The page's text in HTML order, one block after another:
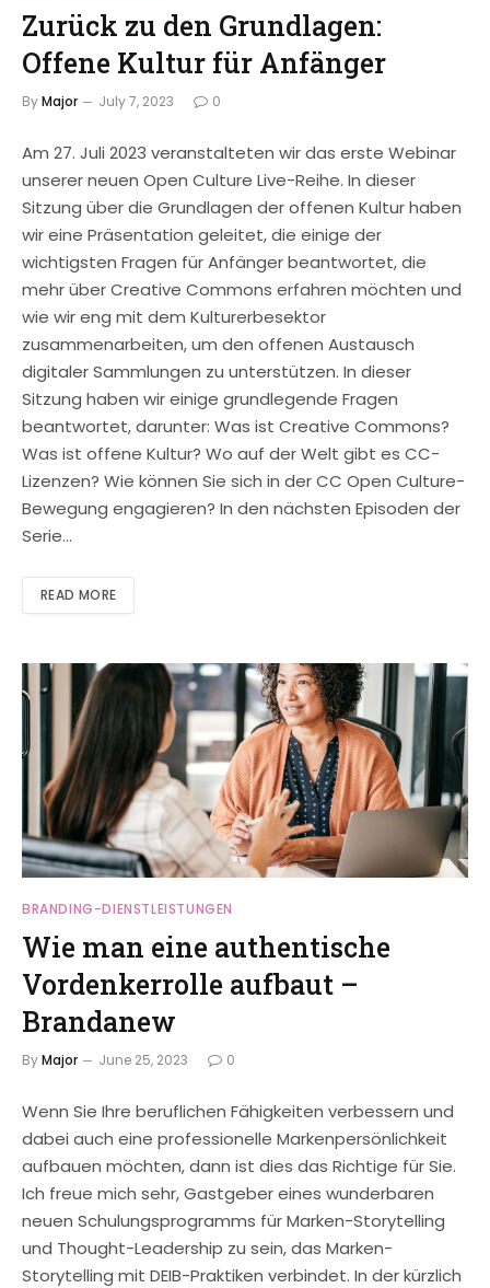
Zurück zu den Grundlagen:
Offene Kultur für Anfänger
ByMajor July 7, 2023 0
Am 27. Juli 2023 veranstalteten wir das erste Webinar
unserer neuen Open Culture Live-Reihe. In dieser
Sitzung über die Grundlagen der offenen Kultur haben
wir eine Präsentation geleitet, die einige der
wichtigsten Fragen für Anfänger beantwortet, die
mehr über Creative Commons erfahren möchten und
wie wir eng mit dem Kulturerbesektor
zusammenarbeiten, um den offenen Austausch
digitaler Sammlungen zu unterstützen. In dieser
Sitzung haben wir einige grundlegende Fragen
beantwortet, darunter: Was ist Creative Commons?
Was ist offene Kultur? Wo auf der Welt gibt es CC-
Lizenzen? Wie können Sie sich in der CC Open Culture-
Bewegung engagieren? In den nächsten Episoden der
Serie…
READ MORE
BRANDING-DIENSTLEISTUNGEN
Wie man eine authentische
Vordenkerrolle aufbaut –
Brandanew
ByMajor June 25, 2023 0
Wenn Sie Ihre beruflichen Fähigkeiten verbessern und
dabei auch eine professionelle Markenpersönlichkeit
aufbauen möchten, dann ist dies das Richtige für Sie.
Ich freue mich sehr, Gastgeber eines wunderbaren
neuen Schulungsprogramms für Marken-Storytelling
und Thought-Leadership zu sein, das Marken-
Storytelling mit DEIB-Praktiken verbindet. In der kürzlich